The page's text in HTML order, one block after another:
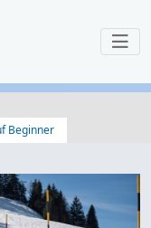
Beginner